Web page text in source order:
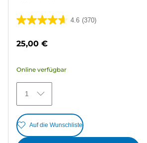
4.6 (370)
4.6
5
370
Bewertungen
25,00 €
Online verfügbar
1
Auf die Wunschliste